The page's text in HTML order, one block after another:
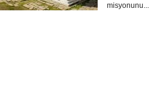
misyonunu...